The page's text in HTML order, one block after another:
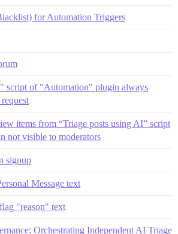
for Automation Triggers
script of "Automation" plugin always
items from “Triage posts using AI” script
not visible to moderators
signup
Message text
"reason" text
Orchestrating Independent AI Triage